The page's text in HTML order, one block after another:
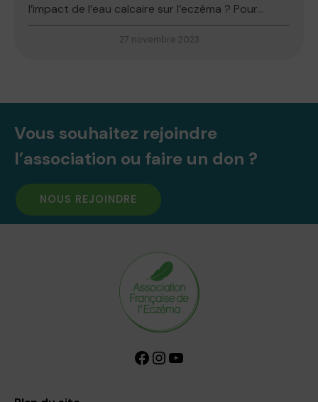
l’impact de l’eau calcaire sur l’eczéma ? Pour...
27 novembre 2023
Vous souhaitez rejoindre
l’association ou faire un don ?
NOUS REJOINDRE
Facebook InstagramYouTube